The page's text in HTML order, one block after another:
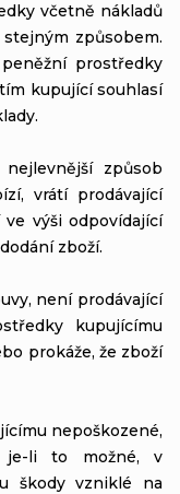
včetně nákladů
způsobem.
prostředky
kupující souhlasí
způsob
vrátí prodávající
výši odpovídající
zboží.
není prodávající
kupujícímu
prokáže, že zboží
nepoškozené,
je-li to možné, v
škody vzniklé na